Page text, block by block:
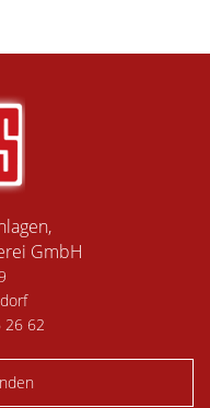
GmbH
26 62